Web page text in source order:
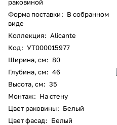
раковиной
Форма поставки: В собранном
виде
Коллекция: Alicante
Код: УТ000015977
Ширина, см: 80
Глубина, см: 46
Высота, см: 35
Монтаж: На стену
Цвет раковины: Белый
Цвет фасад: Белый